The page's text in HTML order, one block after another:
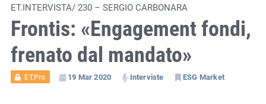
ET.INTERVISTA/ 230 – SERGIO CARBONARA
Frontis: «Engagement fondi,
frenato dal mandato»
ET.Pro 19 Mar 2020 Interviste ESG Market